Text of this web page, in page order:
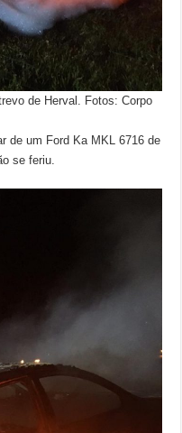
de Herval. Fotos: Corpo
de um Ford Ka MKL 6716 de
se feriu.